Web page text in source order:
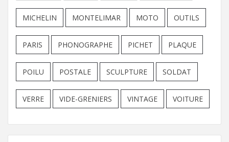
MICHELIN MONTELIMAR MOTO OUTILS
PARIS PHONOGRAPHE PICHET PLAQUE
POILU POSTALE SCULPTURE SOLDAT
VERRE VIDE-GRENIERS VINTAGE VOITURE